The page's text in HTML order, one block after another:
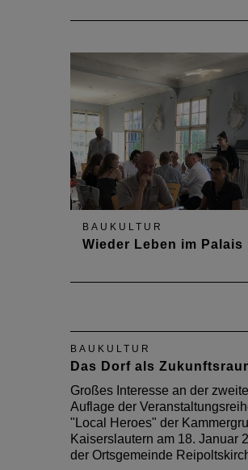
BAUKULTUR
Wieder Leben im Palais
Geschichte zurück und teilt
Schicksal vieler alter
ländlichen Raum: Es steht
Eine…
BAUKULTUR
Das Dorf als
Großes Interesse an der
Auflage der
"Local Heroes" der
Kaiserslautern am 18. Januar
der Ortsgemeinde